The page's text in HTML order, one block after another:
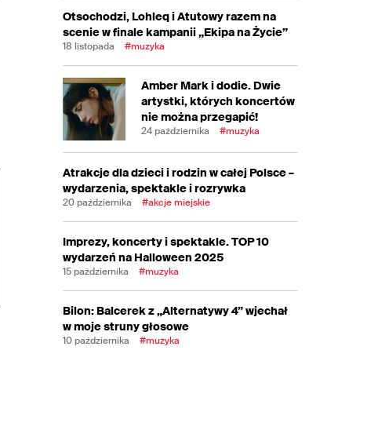
Otsochodzi, Lohleq i Atutowy razem na
scenie w finale kampanii „Ekipa na Życie”
18 listopada #muzyka
Amber Mark i dodie. Dwie
artystki, których koncertów
nie można przegapić!
24 października #muzyka
Atrakcje dla dzieci i rodzin w całej Polsce –
wydarzenia, spektakle i rozrywka
20 października #akcje miejskie
Imprezy, koncerty i spektakle. TOP 10
wydarzeń na Halloween 2025
15 października #muzyka
Bilon: Balcerek z „Alternatywy 4” wjechał
w moje struny głosowe
10 października #muzyka